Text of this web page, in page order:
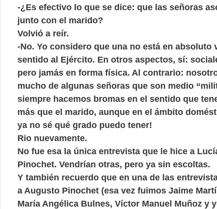
-¿Es efectivo lo que se dice: que las señoras
junto con el marido?
Volvió a reír.
-No. Yo considero que una no está en absoluto
sentido al Ejército. En otros aspectos, sí:
pero jamás en forma física. Al contrario:
mucho de algunas señoras que son medio
siempre hacemos bromas en el sentido que
más que el marido, aunque en el ámbito
ya no sé qué grado puedo tener!
Rio nuevamente.
No fue esa la única entrevista que le hice a
Pinochet. Vendrían otras, pero ya sin escoltas.
Y también recuerdo que en una de las
a Augusto Pinochet (esa vez fuimos Jaime
María Angélica Bulnes, Víctor Manuel Muñoz y